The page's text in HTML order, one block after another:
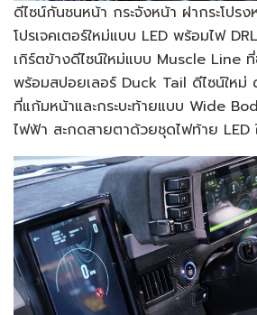
ดีไซน์กันชนหน้า กระจังหน้า ฝากระโปรง
โปรเจคเตอร์ใหม่แบบ LED พร้อมไฟ
เกิร์ตข้างดีไซน์ใหม่แบบ Muscle Line
พร้อมสปอยเลอร์ Duck Tail ดีไซน์ให
ที่แก้มหน้าและกระบะท้ายแบบ Wide
ไฟฟ้า สะกดสายตาด้วยชุดไฟท้าย LED